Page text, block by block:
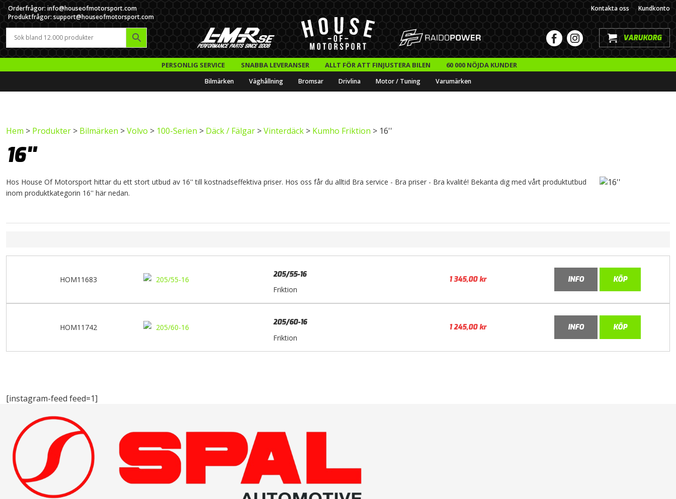
Orderfrågor: info@houseofmotorsport.com
Produktfrågor: support@houseofmotorsport.com
Kontakta oss Kundkonto
VARUKORG
PERSONLIG SERVICE SNABBA LEVERANSER ALLT FÖR ATT FINJUSTERA BILEN 60 000 NÖJDA KUNDER
Bilmärken Väghållning Bromsar Drivlina Motor / Tuning Varumärken
Hem > Produkter > Bilmärken >Volvo > 100-Serien > Däck / Fälgar >Vinterdäck > Kumho Friktion > 16''
16''
Hos House Of Motorsport hittar du ett stort utbud av 16'' till kostnadseffektiva priser. Hos oss får du alltid Bra service - Bra priser - Bra kvalité! Bekanta dig med vårt produktutbud
inom produktkategorin 16'' här nedan.
HOM11683
205/55-16
Friktion
1 345,00kr INFO KÖP
HOM11742
205/60-16
Friktion
1 245,00kr INFO KÖP
[instagram-feed feed=1]